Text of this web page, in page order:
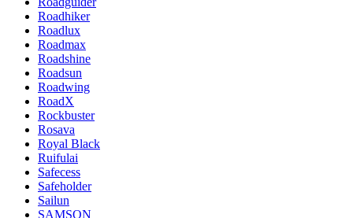
Roadhiker
Roadlux
Roadmax
Roadshine
Roadsun
Roadwing
RoadX
Rockbuster
Rosava
Royal Black
Ruifulai
Safecess
Safeholder
Sailun
SAMSON